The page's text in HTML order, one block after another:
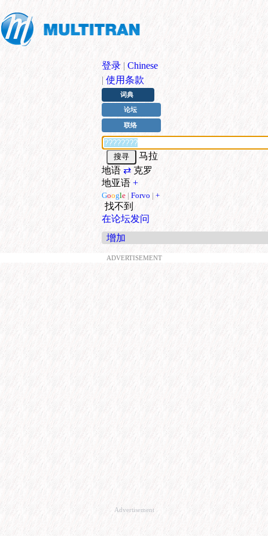
登录 | Chinese
| 使用条款
词典
论坛
联络
马拉
地语⇄ 克罗
地亚语 +
Google | Forvo | +
找不到
在论坛发问
增加
ADVERTISEMENT
Advertisement